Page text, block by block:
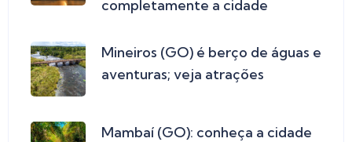
completamente a cidade
Mineiros (GO) é berço de águas e
aventuras; veja atrações
Mambaí (GO): conheça a cidade